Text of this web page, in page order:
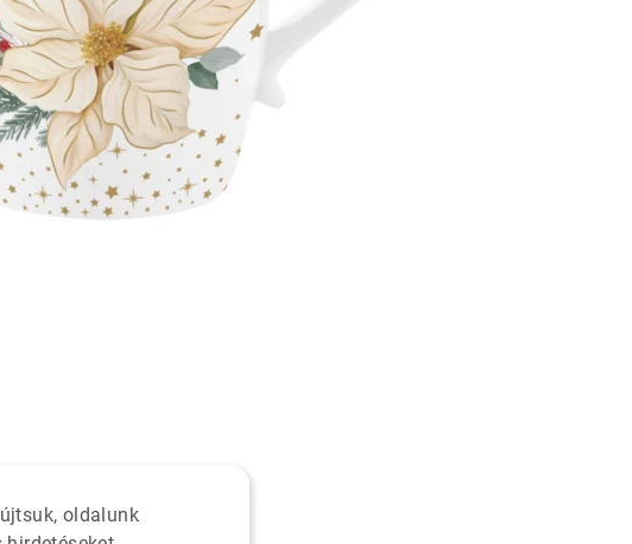
oldalunk